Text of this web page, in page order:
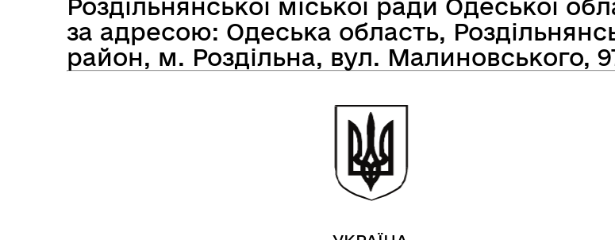
Книга
Роздільнянської міської ради Одеської
за адресою: Одеська область,
район, м. Роздільна, вул. Малиновського,